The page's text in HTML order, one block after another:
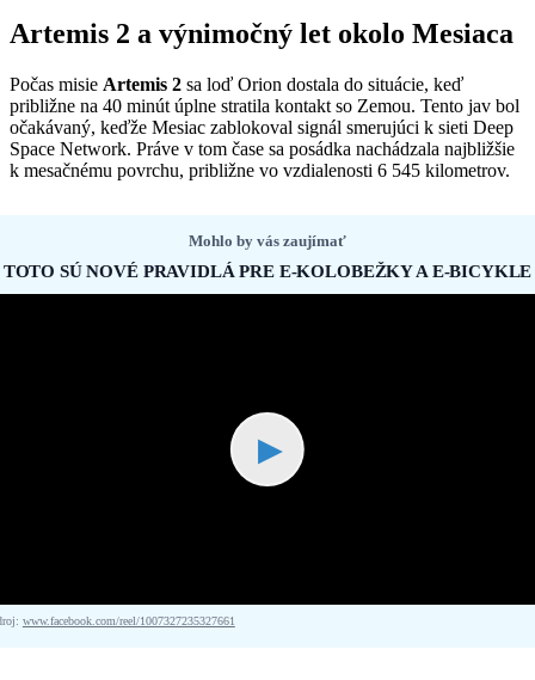
Artemis 2 a výnimočný let okolo Mesiaca
Počas misie Artemis 2 sa loď Orion dostala do situácie, keď
približne na 40 minút úplne stratila kontakt so Zemou. Tento jav bol
očakávaný, keďže Mesiac zablokoval signál smerujúci k sieti Deep
Space Network. Práve v tom čase sa posádka nachádzala najbližšie
k mesačnému povrchu, približne vo vzdialenosti 6 545 kilometrov.
Mohlo by vás zaujímať
TOTO SÚ NOVÉ PRAVIDLÁ PRE E-KOLOBEŽKY A E-BICYKLE
▶
www.facebook.com/reel/1007327235327661